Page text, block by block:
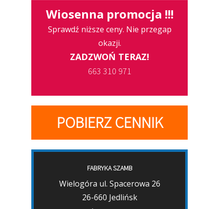
Wiosenna promocja !!!
Sprawdź niższe ceny. Nie przegap
okazji.
ZADZWOŃ TERAZ!
663 310 971
POBIERZ CENNIK
FABRYKA SZAMB
Wielogóra ul. Spacerowa 26
26-660 Jedlińsk